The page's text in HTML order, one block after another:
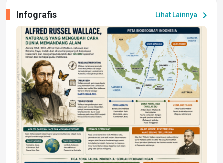
Peluang Kerja dan Magang
Jumat, 17 Jul 2026 22:30
DAERAH
Astra Motor Kalimantan Timur 2 Dukung
Mahasiswa Samarinda dalam Astra
Honda SDGs Future Leaders 2026
Jumat, 10 Jul 2026 19:01
Lihat Lainnya chevron_right
Infografis